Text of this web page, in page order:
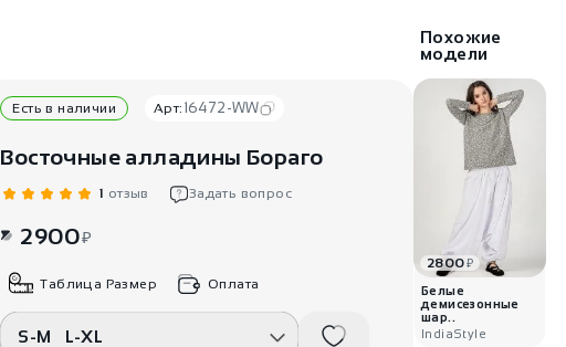
Есть в наличии Арт: 16472-WW
Восточные алладины Бораго
1 отзыв Задать вопрос
2900₽
Таблица Размер Оплата
S-M L-XL
Похожие
модели
2800₽
Белые
демисезонные
шар..
IndiaStyle